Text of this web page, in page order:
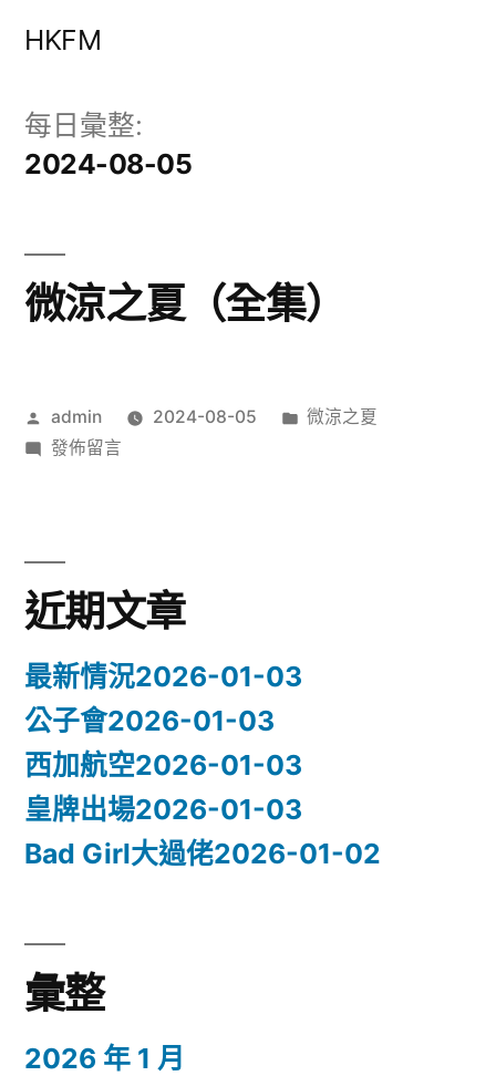
HKFM
每日彙整:
2024-08-05
微涼之夏（全集）
作
者:
admin 2024-08-05
分
微涼之夏
在
夏
（全
集）〉
發佈留言
近期文章
最新情況2026-01-03
公子會2026-01-03
西加航空2026-01-03
皇牌出場2026-01-03
Bad Girl大過佬2026-01-02
彙整
2026 年 1 月